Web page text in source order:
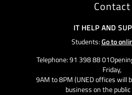
Contact
IT HELP AND
Students:Go to
Telephone: 91 398 88
Friday,
9AM to 8PM (UNED offices will
business on the